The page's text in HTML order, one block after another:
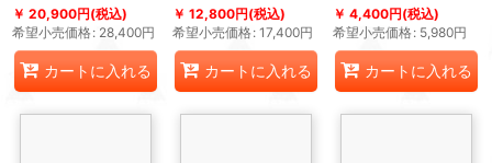
20,900円(税込)
希望小売価格: 28,400円
カートに入れる
12,800円(税込)
希望小売価格: 17,400円
カートに入れる
4,400円(税込)
希望小売価格: 5,980円
カートに入れる